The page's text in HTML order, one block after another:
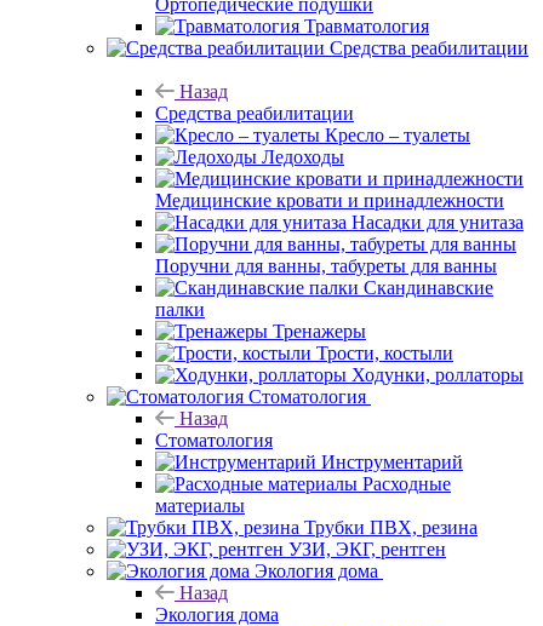
Ортопедические подушки
Травматология
Средства реабилитации
Назад
Средства реабилитации
Кресло – туалеты
Ледоходы
Медицинские кровати и принадлежности
Насадки для унитаза
Поручни для ванны, табуреты для ванны
Скандинавские
палки
Тренажеры
Трости, костыли
Ходунки, роллаторы
Стоматология
Назад
Стоматология
Инструментарий
Расходные
материалы
Трубки ПВХ, резина
УЗИ, ЭКГ, рентген
Экология дома
Назад
Экология дома